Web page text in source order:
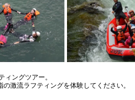
ィングツアー。
激流ラフティングを体験してください。